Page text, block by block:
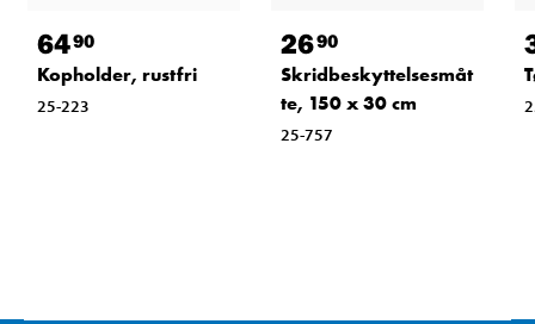
6490
Kopholder, rustfri
25-223
2690
Skridbeskyttelsesmåt
te, 150 x 30 cm
25-757